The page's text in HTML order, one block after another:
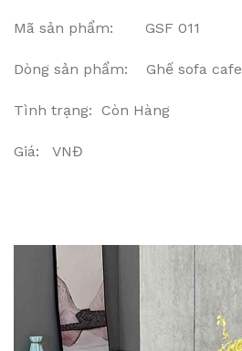
Mã sản phẩm: GSF 011
Dòng sản phẩm: Ghế sofa cafe
Tình trạng: Còn Hàng
Giá: VNĐ